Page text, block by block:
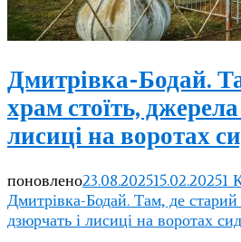
Дмитрівка-Бодай.
храм стоїть,
лисиці на воротах
поновлено23.08.202515.02.20251
Дмитрівка-Бодай. Там, де старий
дзюрчать і лисиці на воротах